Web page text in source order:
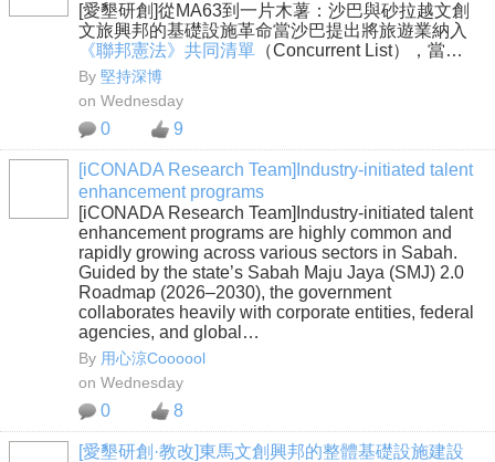
[愛墾研創]從MA63到一片木薯：沙巴與砂拉越文創
文旅興邦的基礎設施革命當沙巴提出將旅遊業納入
《聯邦憲法》共同清單 （Concurrent List），當…
By 堅持深博
on Wednesday
0 9
[iCONADA Research Team]Industry-initiated talent
enhancement programs
[iCONADA Research Team]Industry-initiated talent
enhancement programs are highly common and
rapidly growing across various sectors in Sabah.
Guided by the state’s Sabah Maju Jaya (SMJ) 2.0
Roadmap (2026–2030), the government
collaborates heavily with corporate entities, federal
agencies, and global…
By 用心涼Coooool
on Wednesday
0 8
[愛墾研創·教改]東馬文創興邦的整體基礎設施建設